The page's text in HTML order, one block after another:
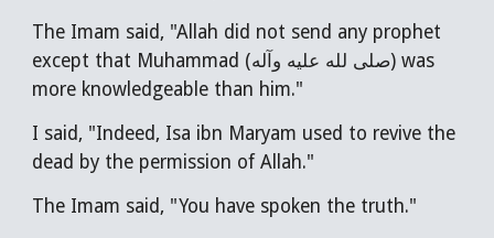
The Imam said, "Allah did not send any prophet
except that Muhammad (صلى لله عليه وآله) was
more knowledgeable than him."
I said, "Indeed, Isa ibn Maryam used to revive the
dead by the permission of Allah."
The Imam said, "You have spoken the truth."